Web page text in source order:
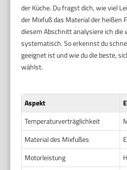
der Küche. Du fragst dich, wie viel
der Mixfuß das Material der heißen
diesem Abschnitt analysiere ich
systematisch. So erkennst du
geeignet ist und wie du die beste,
wählst.
Aspekt
Temperaturverträglichkeit
Material des Mixfußes
Motorleistung